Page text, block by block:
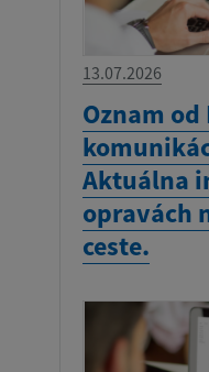
13.07.2026
Oznam
Aktuálna
opravách
ceste.